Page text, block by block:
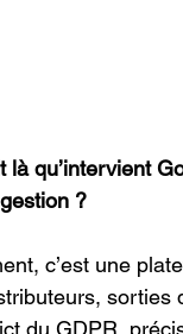
là qu’intervient
?
c’est une
sorties
du GDPR,